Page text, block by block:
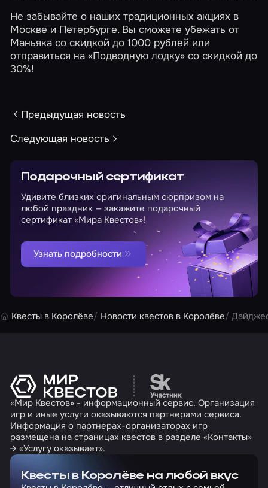
Не забывайте о наших традиционных акциях в
Москве и Петербурге. Вы сможете убежать от
Маньяка со скидкой до 1000 рублей или
отправиться на «Подводную лодку» со скидкой до
30%!
Предыдущая новость
Следующая новость
Подарочный сертификат
Удивите близких оригинальным сюрпризом на
любой праздник — закажите подарочный
сертификат «Мира Квестов»!
Узнать подробности
Квесты в Королёве Новости квестов в Королёве
Перейти на сайт
«Мир Квестов» - информационный сервис. Организация
игр и иные услуги оказываются партнерами сервиса.
Информация о партнерах-организаторах игр
размещена на страницах квестов в разделе «Контакты»
→ «Услугу оказывает».
Квесты в Королёве на любой вкус